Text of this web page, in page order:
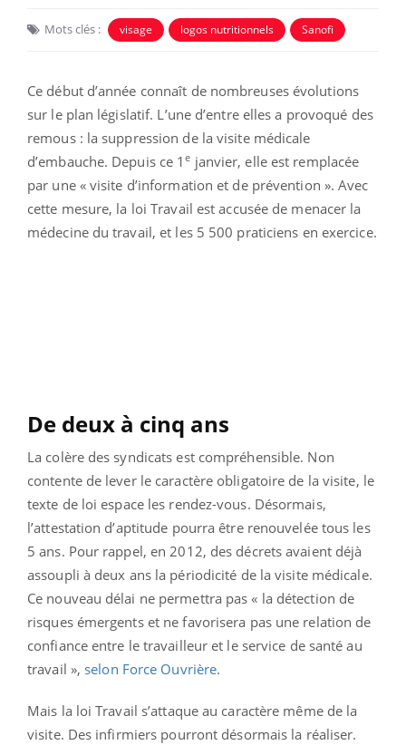
Mots clés : visage logos nutritionnels Sanofi
Ce début d’année connaît de nombreuses évolutions
sur le plan législatif. L’une d’entre elles a provoqué des
remous : la suppression de la visite médicale
d’embauche. Depuis ce 1e janvier, elle est remplacée
par une « visite d’information et de prévention ». Avec
cette mesure, la loi Travail est accusée de menacer la
médecine du travail, et les 5 500 praticiens en exercice.
De deux à cinq ans
La colère des syndicats est compréhensible. Non
contente de lever le caractère obligatoire de la visite, le
texte de loi espace les rendez-vous. Désormais,
l’attestation d’aptitude pourra être renouvelée tous les
5 ans. Pour rappel, en 2012, des décrets avaient déjà
assoupli à deux ans la périodicité de la visite médicale.
Ce nouveau délai ne permettra pas « la détection de
risques émergents et ne favorisera pas une relation de
confiance entre le travailleur et le service de santé au
travail »,selon Force Ouvrière.
Mais la loi Travail s’attaque au caractère même de la
visite. Des infirmiers pourront désormais la réaliser.